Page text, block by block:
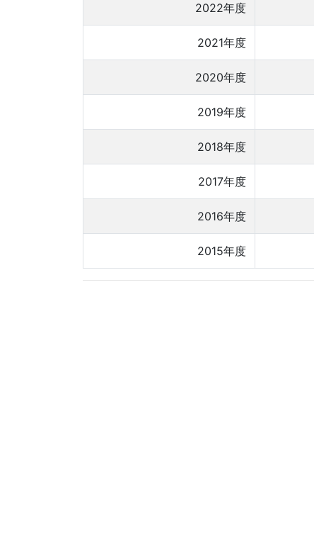
2022年度
2021年度
2020年度
2019年度
2018年度
2017年度
2016年度
2015年度